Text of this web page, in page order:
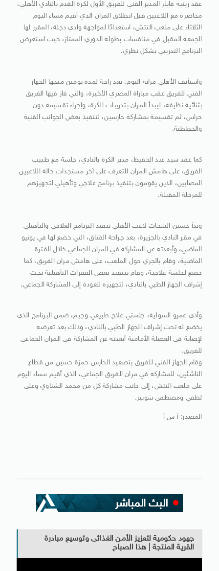
عقد رينيه فايلر المدير الفني للفريق الأول لكرة القدم بالنادي الأهلي،
محاضرة مع اللاعبين قبل انطلاق المران الذي أقيم مساء اليوم
الثلاثاء على ملعب التتش، استعدادًا لمواجهة وادي دجلة، المقرر لها
الجمعة المقبل في منافسات بطولة الدوري الممتاز، حيث استعرض
البرنامج التدريبي بشكل نظري.
واستأنف الأهلي مرانه اليوم، بعد راحة لمدة يومين منحها الجهاز
الفني للفريق عقب مباراة المصري الأخيرة، والتي فاز فيها الفريق
بثنائية نظيفة، ليبدأ المران بتدريبات الكرة، وإجراء تقسيمة دون
حراس، ثم تقسيمة بمشاركة حارسين، لتنفيذ بعض الجوانب الفنية
والخططية.
كما عقد سيد عبد الحفيظ، مدير الكرة بالنادي، جلسة مع طبيب
الفريق، على هامش المران للتعرف على آخر مستجدات حالة اللاعبين
المصابين، الذين يقومون بتنفيذ برنامج علاجي وتأهيلي لتجهيزهم
للمرحلة المقبلة.
وبدأ حسين الشحات لاعب الأهلي تنفيذ البرنامج العلاجي والتأهيلي
في مقر النادي بالجزيرة، بعد جراحة الفتاق، التي خضع لها في يونيو
الماضي، وأبعدته عن المشاركة في المران الجماعي خلال الفترة
الماضية، وقام بالجري حول الملعب، على هامش مران الفريق، كما
خضع لجلسة علاجية، وقام بتنفيذ بعض الفقرات التأهيلية تحت
إشراف الجهاز الطبي بالنادي، لتجهيزه للعودة إلى المشاركة الجماعي.
وأدي عمرو السولية، جلستي علاج طبيعي وجيم، ضمن البرنامج الذي
يخضع له تحت إشراف الجهاز الطبي بالنادي، وذلك بعد تعرضه
لإصابة في العضلة الأمامية أبعدته عن المشاركة في المران الجماعي
للفريق.
وقام الجهاز الفني للفريق بتصعيد الحارس حمزة حسين من قطاع
الناشئين، للمشاركة في مران الفريق الجماعي، الذي أقيم مساء اليوم
على ملعب التتش، إلى جانب مشاركة كل من محمد الشناوي وعلي
لطفي ومصطفى شوبير.
المصدر: أ ش أ
جهود حكومية لتعزيز الأمن الغذائى وتوسيع مبادرة
القرية المنتجة | هذا الصباح